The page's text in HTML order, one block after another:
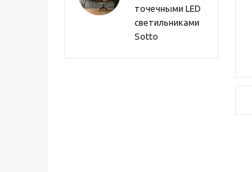
точечными LED
светильниками
Sotto